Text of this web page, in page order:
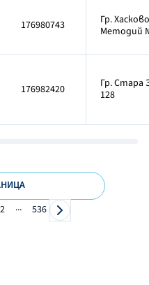
176980743
Гр.
Методий
176982420
Гр. Стара
128
... 536